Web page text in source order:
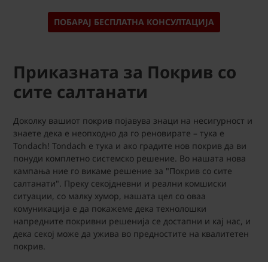
ПОБАРАЈ БЕСПЛАТНА КОНСУЛТАЦИЈА
Приказната за Покрив со
сите салтанати
Доколку вашиот покрив појавува знаци на несигурност и
знаете дека е неопходно да го реновирате – тука е
Tondach! Tondach е тука и ако градите нов покрив да ви
понуди комплетно системско решение. Во нашата нова
кампања ние го викаме решение за "Покрив со сите
салтанати". Преку секојдневни и реални комшиски
ситуации, со малку хумор, нашата цел со оваа
комуникација е да покажеме дека технолошки
напредните покривни решенија се достапни и кај нас, и
дека секој може да ужива во предностите на квалитетен
покрив.